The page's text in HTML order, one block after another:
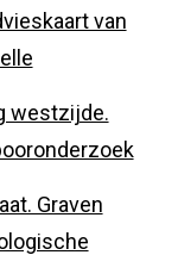
van
westzijde.
Graven